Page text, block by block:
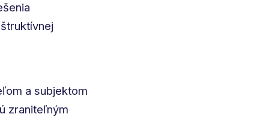
a subjektom
zraniteľným